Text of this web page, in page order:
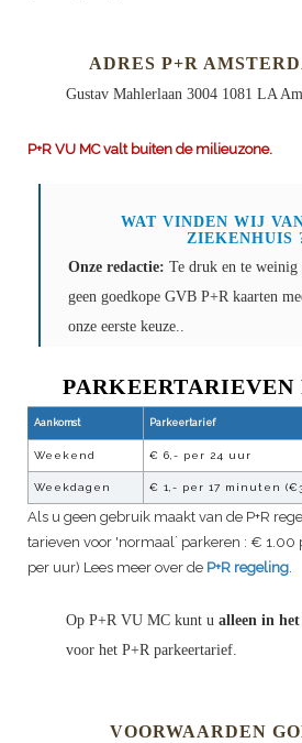
ADRES P+R
Gustav Mahlerlaan 3004 1081 LA
P+R VU MC valt buiten de milieuzone.
WAT VINDEN WIJ
ZIEKENHUIS
Onze redactie: Te druk en te weinig
geen goedkope GVB P+R kaarten
onze eerste keuze..
PARKEERTARIEVEN
Aankomst Parkeertarief
Weekend € 6,- per 24 uur
Weekdagen € 1,- per 17 minuten
Als u geen gebruik maakt van de P+R
tarieven voor 'normaal´ parkeren : € 1.00
per uur) Lees meer over de P+R regeling.
Op P+R VU MC kunt u alleen in
voor het P+R parkeertarief.
VOORWAARDEN